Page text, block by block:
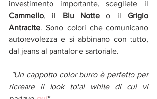
Cammello, il Blu Notte o il Grigio
Antracite. Sono colori che comunicano
autorevolezza e si abbinano con tutto,
dal jeans al pantalone sartoriale.
"Un cappotto color burro è perfetto per
ricreare il look total white di cui vi